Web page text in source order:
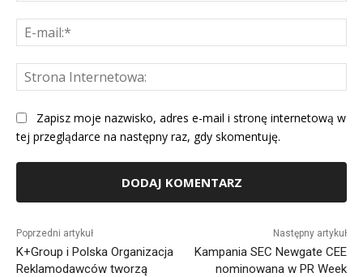
Zapisz moje nazwisko, adres e-mail i stronę internetową w
tej przeglądarce na następny raz, gdy skomentuję.
Poprzedni artykuł
K+Group i Polska Organizacja
Reklamodawców tworzą
Następny artykuł
Kampania SEC Newgate CEE
nominowana w PR Week